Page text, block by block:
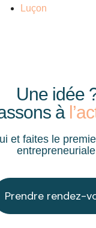
Luçon
Une idée
à
et faites le
Prendre rendez-